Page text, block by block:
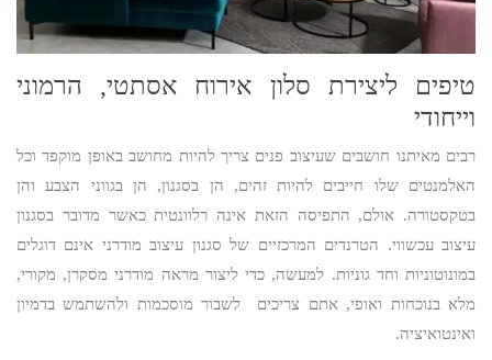
טיפים ליצירת סלון אירוח אסתטי, הרמוני
וייחודי
רבים מאיתנו חושבים שעיצוב פנים צריך להיות מחושב באופן מוקפד וכל
האלמנטים שלו חייבים להיות זהים, הן בסגנון, הן בגווני הצבע והן
בטקסטורה. אולם, התפיסה הזאת אינה רלוונטית כאשר מדובר בסגנון
עיצוב עכשווי. הטרנדים המרכזיים של סגנון עיצוב מודרני אינם דוגלים
במונוטוניות וחד גוניות. למעשה, כדי ליצור מראה מודרני מסקרן, מקורי,
מלא בנוכחות ואופי, אתם צריכים לשבור מוסכמות ולהשתמש בדמיון
ואינטואיציה.